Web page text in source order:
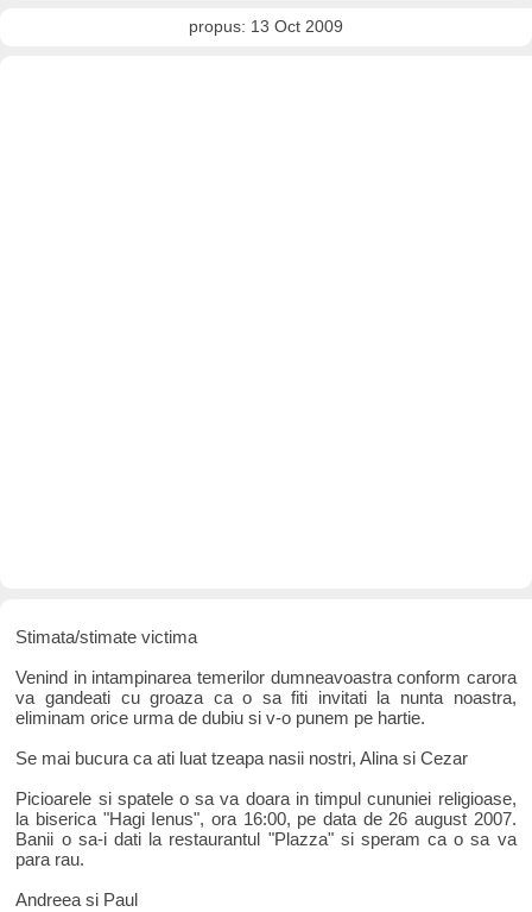
propus: 13 Oct 2009
Stimata/stimate victima
Venind in intampinarea temerilor dumneavoastra conform carora
va gandeati cu groaza ca o sa fiti invitati la nunta noastra,
eliminam orice urma de dubiu si v-o punem pe hartie.
Se mai bucura ca ati luat tzeapa nasii nostri, Alina si Cezar
Picioarele si spatele o sa va doara in timpul cununiei religioase,
la biserica "Hagi Ienus", ora 16:00, pe data de 26 august 2007.
Banii o sa-i dati la restaurantul "Plazza" si speram ca o sa va
para rau.
Andreea si Paul